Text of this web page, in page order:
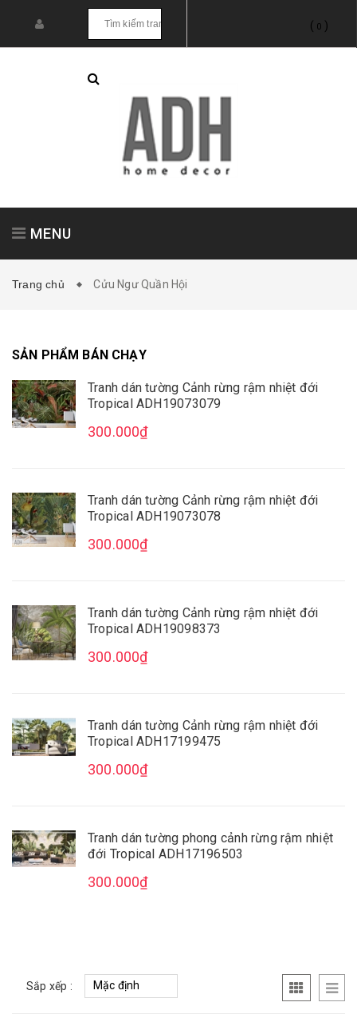
( 0 )
MENU
Mua File Tranh
Thế giới Decor
Trang chủ Cửu Ngư Quần Hội
SẢN PHẨM BÁN CHẠY
Tranh dán tường Cảnh rừng rậm nhiệt đới
Tropical ADH19073079
300.000₫
Tranh dán tường Cảnh rừng rậm nhiệt đới
Tropical ADH19073078
300.000₫
Tranh dán tường Cảnh rừng rậm nhiệt đới
Tropical ADH19098373
300.000₫
Tranh dán tường Cảnh rừng rậm nhiệt đới
Tropical ADH17199475
300.000₫
Tranh dán tường phong cảnh rừng rậm nhiệt
đới Tropical ADH17196503
300.000₫
Sắp xếp :